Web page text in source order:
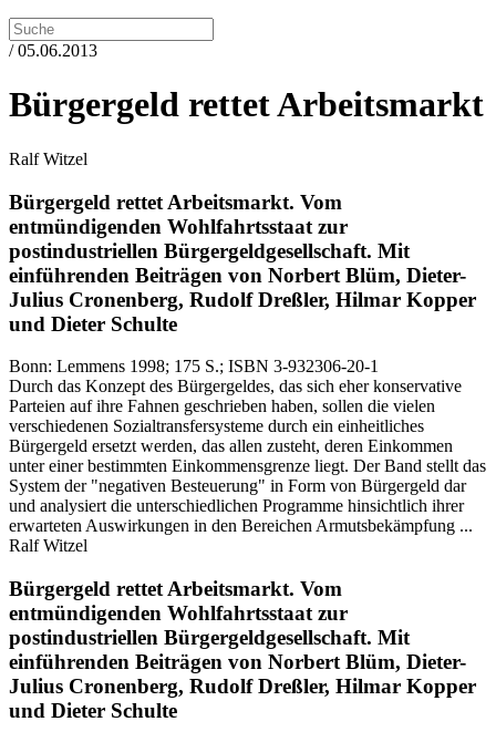
/ 05.06.2013
Bürgergeld rettet Arbeitsmarkt
Ralf Witzel
Bürgergeld rettet Arbeitsmarkt. Vom
entmündigenden Wohlfahrtsstaat zur
postindustriellen Bürgergeldgesellschaft. Mit
einführenden Beiträgen von Norbert Blüm, Dieter-
Julius Cronenberg, Rudolf Dreßler, Hilmar Kopper
und Dieter Schulte
Bonn: Lemmens 1998; 175 S.; ISBN 3-932306-20-1
Durch das Konzept des Bürgergeldes, das sich eher konservative
Parteien auf ihre Fahnen geschrieben haben, sollen die vielen
verschiedenen Sozialtransfersysteme durch ein einheitliches
Bürgergeld ersetzt werden, das allen zusteht, deren Einkommen
unter einer bestimmten Einkommensgrenze liegt. Der Band stellt das
System der "negativen Besteuerung" in Form von Bürgergeld dar
und analysiert die unterschiedlichen Programme hinsichtlich ihrer
erwarteten Auswirkungen in den Bereichen Armutsbekämpfung ...
Ralf Witzel
Bürgergeld rettet Arbeitsmarkt. Vom
entmündigenden Wohlfahrtsstaat zur
postindustriellen Bürgergeldgesellschaft. Mit
einführenden Beiträgen von Norbert Blüm, Dieter-
Julius Cronenberg, Rudolf Dreßler, Hilmar Kopper
und Dieter Schulte